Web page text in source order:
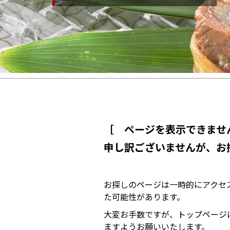
［ ページを表示できま
申し訳ございませんが、
お探しのページは一時的にアク
た可能性があります。
大変お手数ですが、トップペー
ますようお願いいたします。